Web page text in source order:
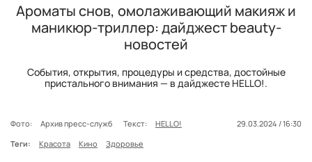
Ароматы снов, омолаживающий макияж и
маникюр-триллер: дайджест beauty-
новостей
События, открытия, процедуры и средства, достойные
пристального внимания — в дайджесте HELLO!.
Фото: Архив пресс-служб Текст: HELLO!
29.03.2024 / 16:30
Теги:
Красота Кино Здоровье